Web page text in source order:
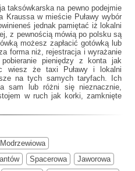
taksówkarska na pewno podejmie
Kraussa w mieście Puławy wybór
jednak pamiętać iż lokalni
z pewnością mówią po polsku są
możesz zapłacić gotówką lub
forma niż, rejestracja i wyrażanie
pieniędzy z konta jak
wiesz że taxi Puławyi lokalni
na tych samych taryfach. Ich
sam lub różni się nieznacznie,
w ruch jak korki, zamknięte
Modrzewiowa
Spacerowa
Jaworowa